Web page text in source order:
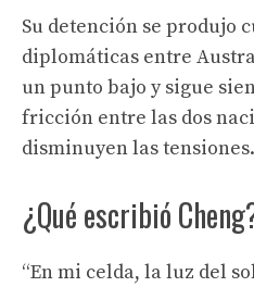
Su detención se produjo
diplomáticas entre
un punto bajo y sigue
fricción entre las dos
disminuyen las tensiones.
¿Qué escribió
“En mi celda, la luz del